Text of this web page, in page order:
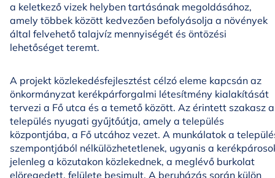
a keletkező vizek helyben tartásának megoldásához,
amely többek között kedvezően befolyásolja a növények
által felvehető talajvíz mennyiségét és öntözési
lehetőséget teremt.
A projekt közlekedésfejlesztést célzó eleme kapcsán az
önkormányzat kerékpárforgalmi létesítmény kialakítását
tervezi a Fő utca és a temető között. Az érintett szakasz a
település nyugati gyűjtőútja, amely a település
központjába, a Fő utcához vezet. A munkálatok a
szempontjából nélkülözhetetlenek, ugyanis a
jelenleg a közutakon közlekednek, a meglévő burkolat
elöregedett, felülete besimult. A beruházás során külön